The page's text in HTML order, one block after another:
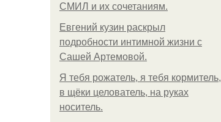
СМИЛ и их сочетаниям.
Евгений кузин раскрыл
подробности интимной жизни с
Сашей Артемовой.
Я тебя рожатель, я тебя кормитель,
в щёки целователь, на руках
носитель.